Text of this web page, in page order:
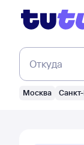
Откуда
Москва